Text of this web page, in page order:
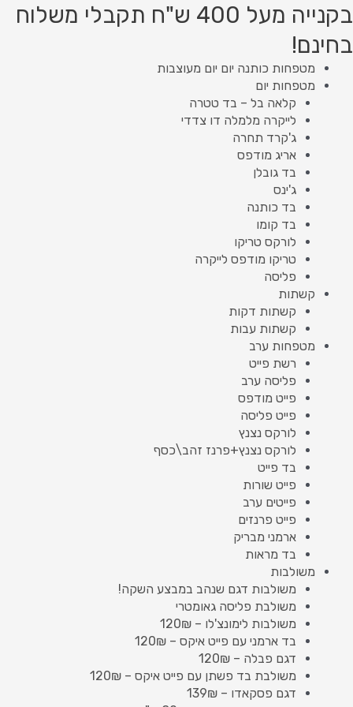
דילוג
לתוכן
בקנייה מעל 400 ש"ח תקבלי משלוח
בחינם!
מטפחות כותנה יום יום מעוצבות
מטפחות יום
קלאה בל – בד טטרה
לייקרה מלמלה דו צדדי
ג'קרד תחרה
אריג מודפס
בד גובלן
ג'ינס
בד כותנה
בד קומו
לורקס טריקו
טריקו מודפס לייקרה
פליסה
קשתות
קשתות דקות
קשתות עבות
מטפחות ערב
רשת פייט
פליסה ערב
פייט מודפס
פייט פליסה
לורקס נצנץ
לורקס נצנץ+פרנז זהב\כסף
בד פייט
פייט שורות
פייטים ערב
פייט פרנזים
ארמני מבריק
בד מראות
משולבות
משולבות דגם שנהב במבצע השקה!
משולבת פליסה גאומטרי
משולבות לימונצ'לו – 120₪
בד ארמני עם פייט איקס – 120₪
דגם פבלה – 120₪
משולבת בד פשתן עם פייט איקס – 120₪
דגם פסקאדו – 139₪